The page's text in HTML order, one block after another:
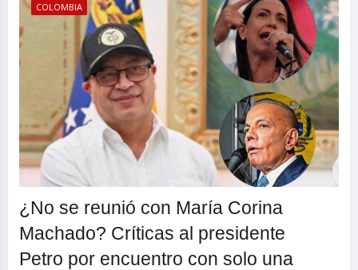
COLOMBIA
¿No se reunió con María Corina
Machado? Críticas al presidente
Petro por encuentro con solo una